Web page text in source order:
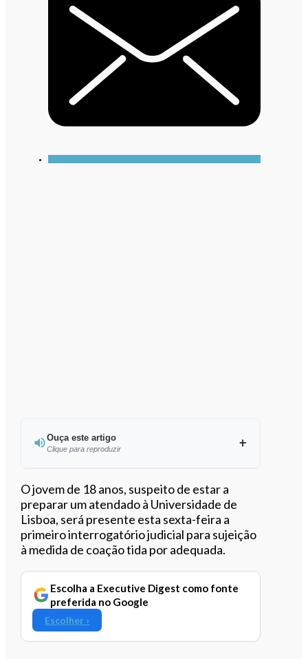
Ouça este artigo
Clique para reproduzir
Ouvir este artigo
O jovem de 18 anos, suspeito de estar a
preparar um atendado à Universidade de
Lisboa, será presente esta sexta-feira a
primeiro interrogatório judicial para sujeição
à medida de coação tida por adequada.
Escolha a Executive Digest como fonte
preferida no Google
Escolher ›